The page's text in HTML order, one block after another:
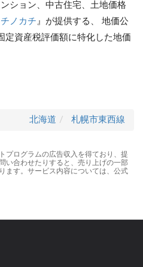
ション、中古住宅、土地価格
ノカチ 』が提供する、 地価公
定資産税評価額に特化した地価
北海道 札幌市東西線
プログラムの広告収入を得ており、提
い合わせたりすると、売り上げの一部
ます。サービス内容については、公式